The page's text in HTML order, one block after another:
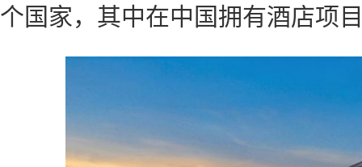
个国家，其中在中国拥有酒店项